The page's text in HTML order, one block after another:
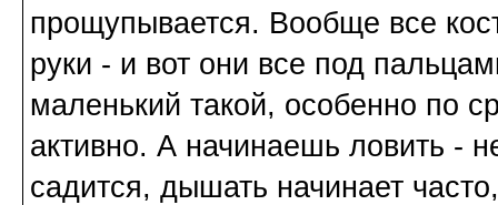
прощупывается. Вообще все
руки - и вот они все под
маленький такой, особенно по
активно. А начинаешь ловить -
садится, дышать начинает